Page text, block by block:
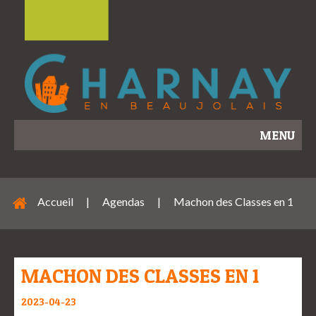
MENU
Accueil | Agendas | Machon des Classes en 1
MACHON DES CLASSES EN 1
2023-04-23